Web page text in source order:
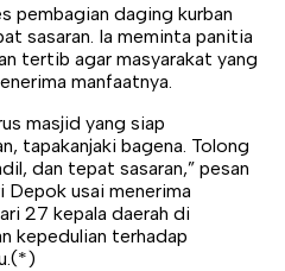
pembagian daging kurban
sasaran. Ia meminta panitia
tertib agar masyarakat yang
manfaatnya.
masjid yang siap
tapakanjaki bagena. Tolong
dan tepat sasaran,” pesan
Depok usai menerima
27 kepala daerah di
kepedulian terhadap